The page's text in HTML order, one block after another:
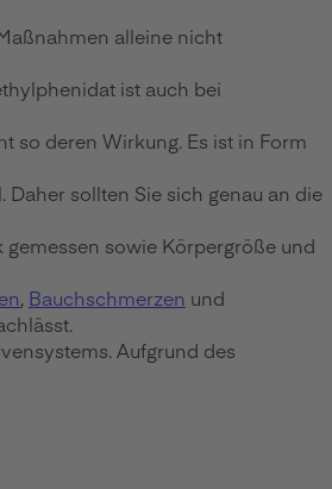
alleine nicht
ist auch bei
so deren Wirkung. Es ist in Form
sollten Sie sich genau an die
sowie Körpergröße und
, Bauchschmerzen und
Aufgrund des